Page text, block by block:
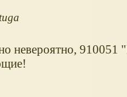
невероятно, 910051